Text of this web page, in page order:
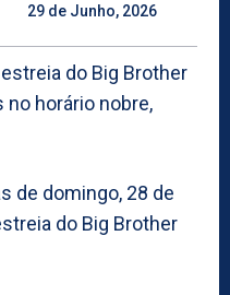
29 de Junho, 2026
do Big Brother
no horário nobre,
de domingo, 28 de
do Big Brother